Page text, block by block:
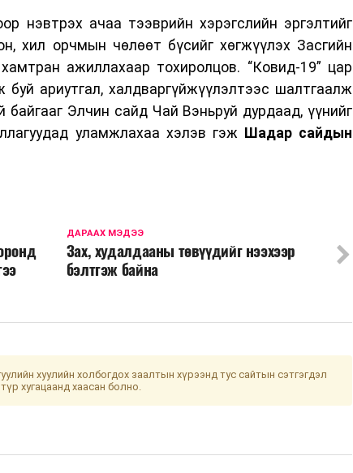
нэвтрэх ачаа тээврийн хэрэгслийн эргэлтийг
хил орчмын чөлөөт бүсийг хөгжүүлэх Засгийн
ажиллахаар тохиролцов. “Ковид-19” цар
ариутгал, халдваргүйжүүлэлтээс шалтгаалж
Элчин сайд Чай Вэньруй дурдаад, үүнийг
уламжлахаа хэлэв гэж Шадар сайдын
ДАРААХ МЭДЭЭ
Зах, худалдааны төвүүдийг нээхээр
бэлтгэж байна
хуулийн холбогдох заалтын хүрээнд тус сайтын сэтгэгдэл
түр хугацаанд хаасан болно.